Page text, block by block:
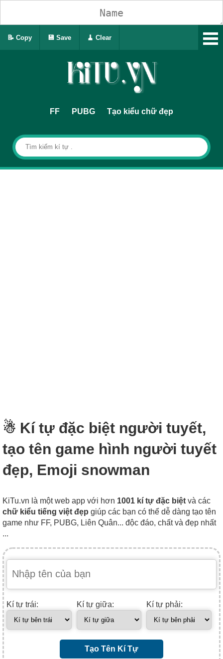
FF PUBG Tạo kiểu chữ đẹp
☃ Kí tự đặc biệt người tuyết,
tạo tên game hình người tuyết
đẹp, Emoji snowman
KiTu.vn là một web app với hơn 1001 kí tự đặc biệt và các
chữ kiểu tiếng việt đẹp giúp các bạn có thể dễ dàng tạo tên
game như FF, PUBG, Liên Quân... độc đáo, chất và đẹp nhất
...
Kí tự trái: Kí tự giữa: Kí tự phải:
Tạo Tên Kí Tự
📝 Copy 💾 Save 🧹 Clear